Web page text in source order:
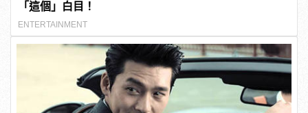
「這個」白目！
ENTERTAINMENT